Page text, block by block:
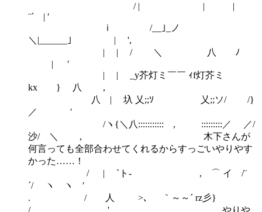
/ | | |
¨´ | ′
ｉ /__｣_ノ
＼|______｣ | ',
| | / ＼ 八 ﾉ
| ′
| | _y芥灯ミ￣￣ ｨf灯芥ミ
kx } 八 ,
八 | 圦 乂;;ｿ 乂;;ソ/ /}
／ ′
/ヽ{＼八::::::::::: , :::::::::／ ／/
沙/ ＼ , 木下さんが
何言っても全部合わせてくれるからすっごいやりやす
かった……！
/ | `ト- , ⌒ イ /¨
´/ ヽ ヽ ′
. / 人 >､ ｀～～´ rz彡}
/ '， やりや